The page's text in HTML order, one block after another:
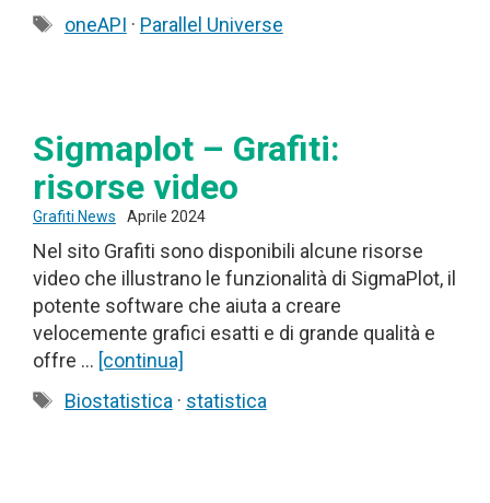
Tag
oneAPI · Parallel Universe
Sigmaplot – Grafiti:
risorse video
Grafiti News Aprile 2024
Nel sito Grafiti sono disponibili alcune risorse
video che illustrano le funzionalità di SigmaPlot, il
potente software che aiuta a creare
velocemente grafici esatti e di grande qualità e
offre … [continua]
Tag
Biostatistica · statistica